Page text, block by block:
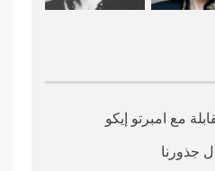
مع امبرتو إيكو
جذورنا